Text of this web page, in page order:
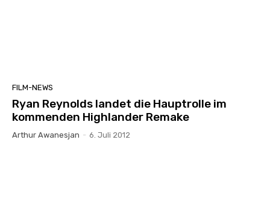
FILM-NEWS
Ryan Reynolds landet die Hauptrolle im
kommenden Highlander Remake
Arthur Awanesjan - 6. Juli 2012